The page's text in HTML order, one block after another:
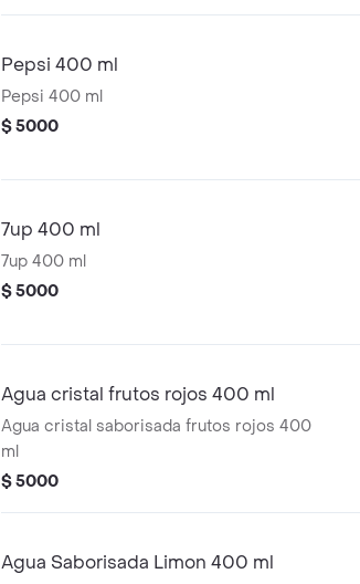
Pepsi 400 ml
Pepsi 400 ml
$ 5000
7up 400 ml
7up 400 ml
$ 5000
Agua cristal frutos rojos 400 ml
Agua cristal saborisada frutos rojos 400
ml
$ 5000
Agua Saborisada Limon 400 ml